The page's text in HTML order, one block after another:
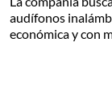
audífonos
económica y con